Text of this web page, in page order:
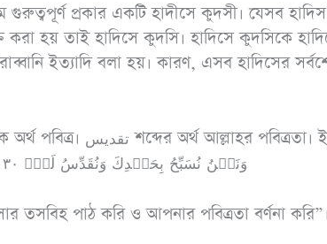
প্রকার একটি হাদীসে কুদসী। যেসব
হয় তাই হাদিসে কুদসি। হাদিসে কুদসিকে
ইত্যাদি বলা হয়। কারণ, এসব হাদিসের
হচ্ছে: ﴿ وَنَحۡنُ نُسَبِّحُ بِحَمۡدِكَ وَنُقَدِّسُ لَكَۖ ٣٠ ﴾ [البقرة: ٣٠]
তসবিহ পাঠ করি ও আপনার পবিত্রতা বর্ণনা করি”।